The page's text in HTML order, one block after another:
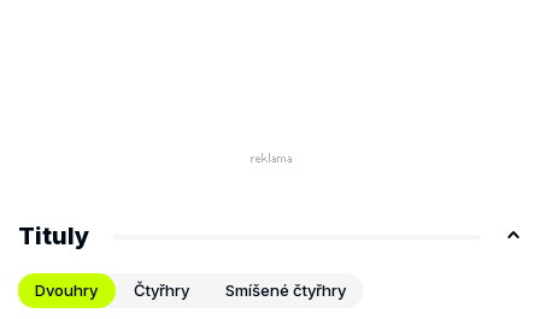
Tituly
Dvouhry Čtyřhry Smíšené čtyřhry